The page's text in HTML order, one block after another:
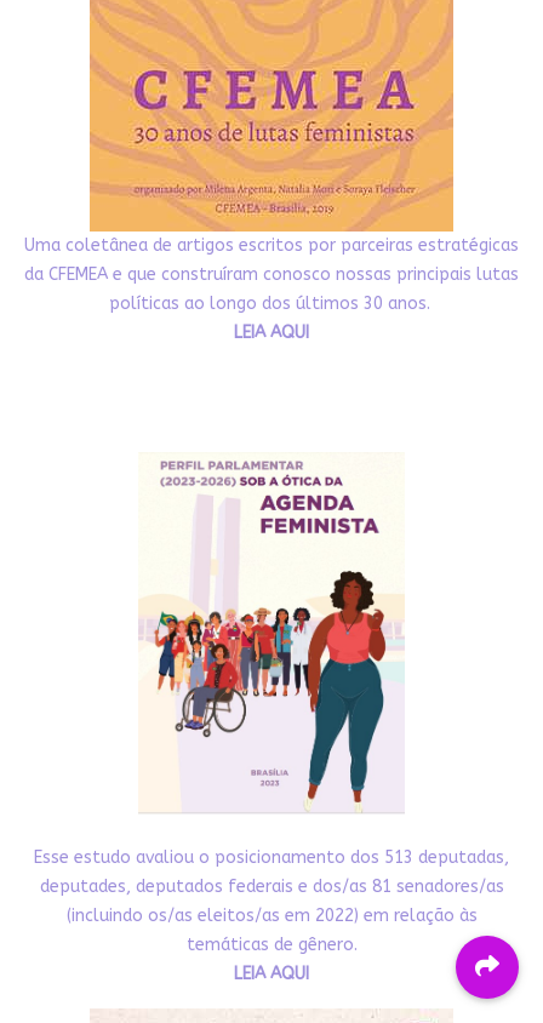
Uma coletânea de artigos escritos por parceiras estratégicas
da CFEMEA e que construíram conosco nossas principais lutas
políticas ao longo dos últimos 30 anos.
LEIA AQUI
Esse estudo avaliou o posicionamento dos 513 deputadas,
deputades, deputados federais e dos/as 81 senadores/as
(incluindo os/as eleitos/as em 2022) em relação às
temáticas de gênero.
LEIA AQUI